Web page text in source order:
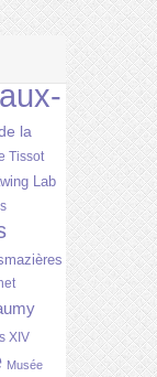
la
Tissot
Lab
XIV
Musée